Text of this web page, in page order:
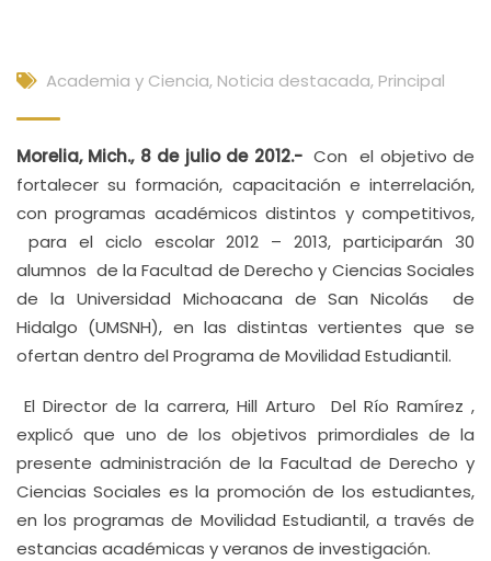
Academia y Ciencia, Noticia destacada, Principal
Morelia, Mich., 8 de julio de 2012.-Con el objetivo de
fortalecer su formación, capacitación e interrelación,
con programas académicos distintos y competitivos,
para el ciclo escolar 2012 – 2013, participarán 30
alumnos de la Facultad de Derecho y Ciencias Sociales
de la Universidad Michoacana de San Nicolás de
Hidalgo (UMSNH), en las distintas vertientes que se
ofertan dentro del Programa de Movilidad Estudiantil.
El Director de la carrera, Hill Arturo Del Río Ramírez ,
explicó que uno de los objetivos primordiales de la
presente administración de la Facultad de Derecho y
Ciencias Sociales es la promoción de los estudiantes,
en los programas de Movilidad Estudiantil, a través de
estancias académicas y veranos de investigación.